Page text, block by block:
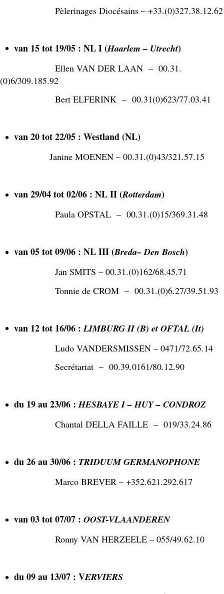
Pèlerinages Diocésains – +33.(0)327.38.12.62
van 15 tot 19/05 : NL I (Haarlem – Utrecht)
Ellen VAN DER LAAN – 00.31.
(0)6/309.185.92
Bert ELFERINK – 00.31(0)623/77.03.41
van 20 tot 22/05 : Westland (NL)
Janine MOENEN – 00.31.(0)43/321.57.15
van 29/04 tot 02/06 : NL II (Rotterdam)
Paula OPSTAL – 00.31.(0)15/369.31.48
van 05 tot 09/06 : NL III(Breda– Den Bosch)
Jan SMITS – 00.31.(0)162/68.45.71
Tonnie de CROM – 00.31.(0)6.27/39.51.93
van 12 tot 16/06 :LIMBURG II (B) et OFTAL (It)
Ludo VANDERSMISSEN – 0471/72.65.14
Secrétariat – 00.39.0161/80.12.90
du 19 au 23/06 :HESBAYE I – HUY – CONDROZ
Chantal DELLA FAILLE – 019/33.24.86
du 26 au 30/06 : TRIDUUM GERMANOPHONE
Marco BREVER – +352.621.292.617
van 03 tot 07/07 : OOST-VLAANDEREN
Ronny VAN HERZEELE – 055/49.62.10
du 09 au 13/07 : VERVIERS